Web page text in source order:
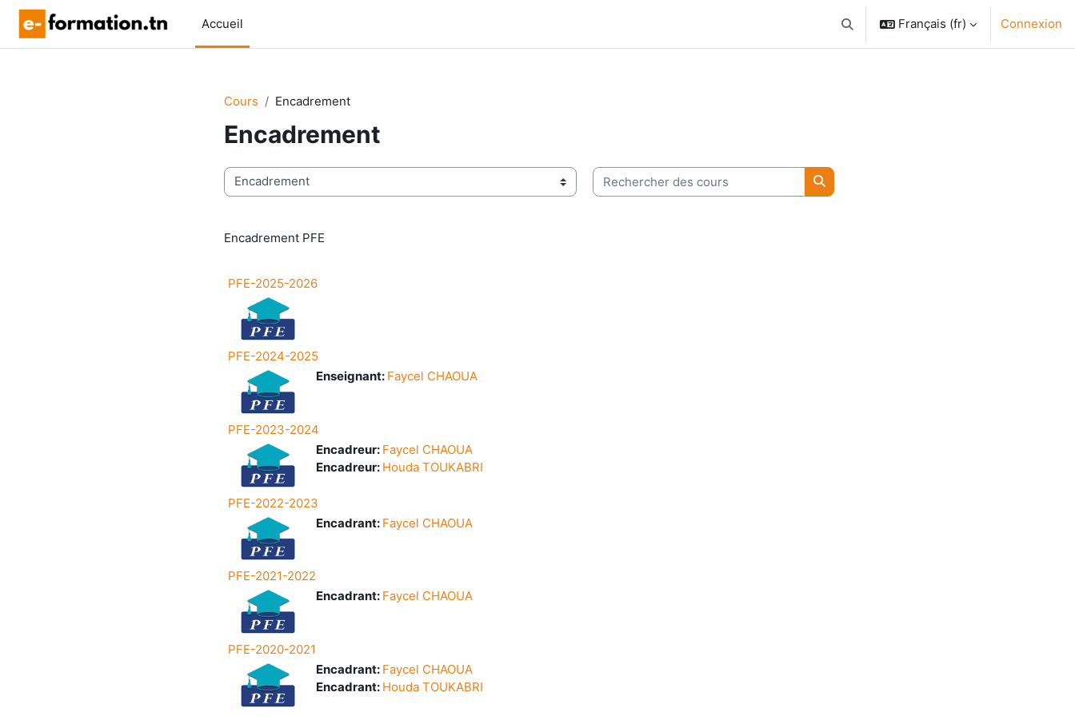
Passer au contenu principal
Accueil
Activer/désactiver la saisie de recherche
Français ‎(fr)‎ Connexion
Cours Encadrement
Encadrement
Catégories de cours
Rechercher des cours
Rechercher des cours
Encadrement PFE
PFE-2025-2026
PFE-2024-2025
Enseignant: Faycel CHAOUA
PFE-2023-2024
Encadreur: Faycel CHAOUA
Encadreur: Houda TOUKABRI
PFE-2022-2023
Encadrant: Faycel CHAOUA
PFE-2021-2022
Encadrant: Faycel CHAOUA
PFE-2020-2021
Encadrant: Faycel CHAOUA
Encadrant: Houda TOUKABRI